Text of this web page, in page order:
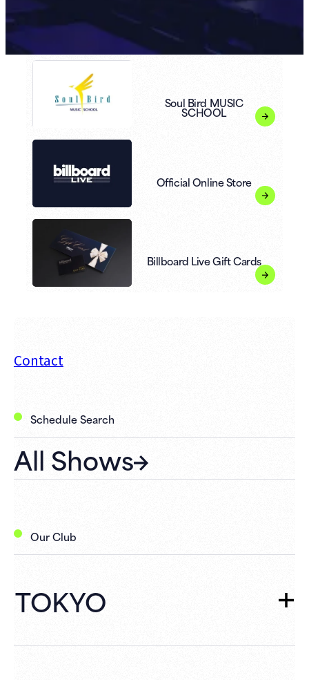
Soul Bird MUSIC
SCHOOL
Official Online Store
Billboard Live Gift Cards
Contact
Schedule Search
All Shows
Our Club
TOKYO
TOKYOTOP